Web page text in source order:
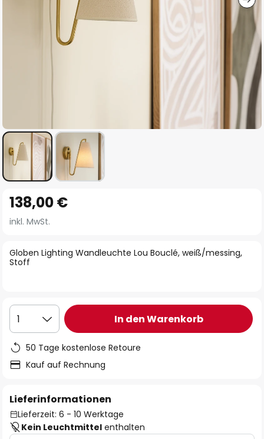
Anfang
der
springen
Globen Lighting Wandleuchte Lou Bouclé, weiß/messing,
Stoff
138,00 €
inkl. MwSt.
1 In den Warenkorb
50 Tage kostenlose Retoure
Kauf auf Rechnung
Lieferinformationen
Lieferzeit: 6 - 10 Werktage
Kein Leuchtmittel enthalten